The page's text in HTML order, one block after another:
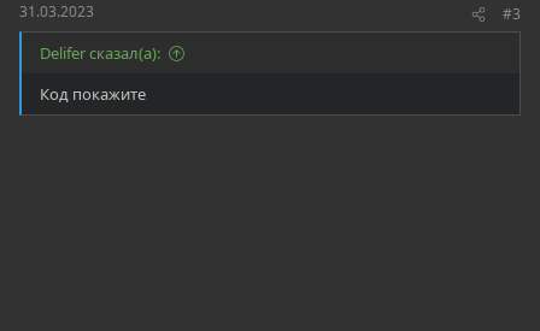
31.03.2023
#3
Delifer сказал(а):
Код покажите